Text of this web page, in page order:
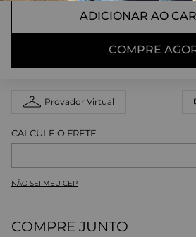
ADICIONAR AO
COMPRE
Provador Virtual
NÃO SEI MEU CEP
COMPRE JUNTO